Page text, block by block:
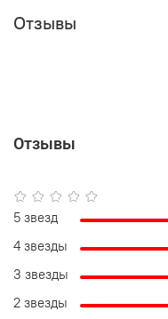
Отзывы
Отзывы
5 звезд
4 звезды
3 звезды
2 звезды